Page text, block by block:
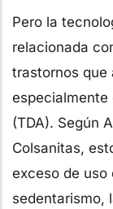
Pero la
relacionada
trastornos que
especialmente
(TDA). Según
Colsanitas,
exceso de uso
sedentarismo,